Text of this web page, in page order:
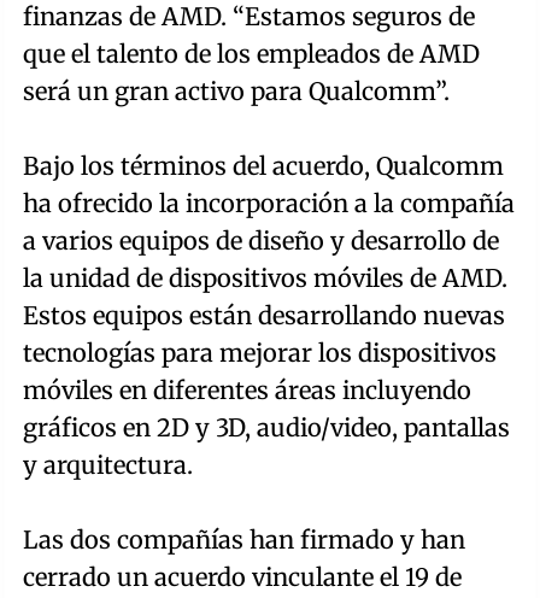
finanzas de AMD. “Estamos seguros de
que el talento de los empleados de AMD
será un gran activo para Qualcomm”.
Bajo los términos del acuerdo, Qualcomm
ha ofrecido la incorporación a la compañía
a varios equipos de diseño y desarrollo de
la unidad de dispositivos móviles de AMD.
Estos equipos están desarrollando nuevas
tecnologías para mejorar los dispositivos
móviles en diferentes áreas incluyendo
gráficos en 2D y 3D, audio/video, pantallas
y arquitectura.
Las dos compañías han firmado y han
cerrado un acuerdo vinculante el 19 de